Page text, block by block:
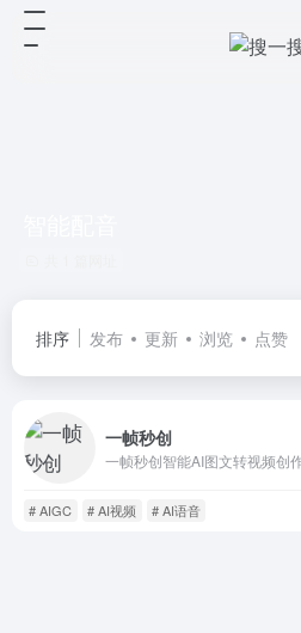
排序 发布 更新 浏览 点赞
一帧秒创
# AIGC # AI视频 # AI语音